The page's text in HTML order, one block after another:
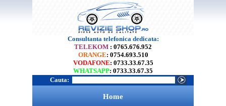
Consultanta telefonica dedicata:
TELEKOM : 0765.676.952
ORANGE: 0754.693.510
VODAFONE: 0733.33.67.35
WHATSAPP: 0733.33.67.35
Cauta:
Home